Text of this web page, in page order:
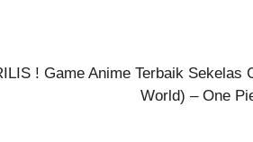
! Game Anime Terbaik Sekelas
World) – One